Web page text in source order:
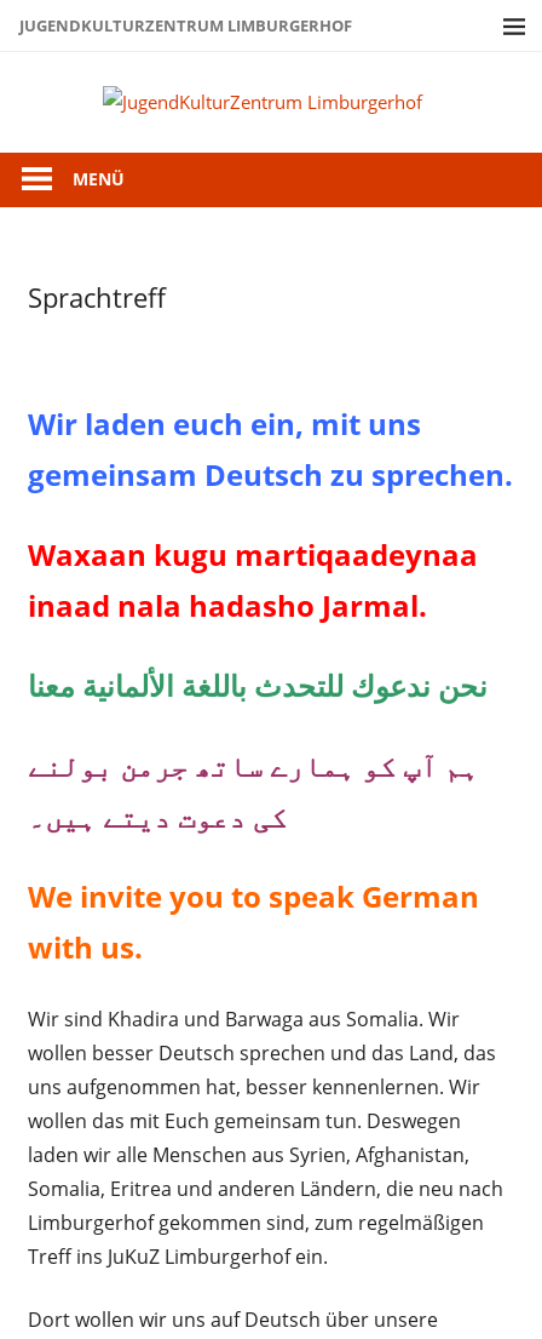
ZumJUGENDKULTURZENTRUM LIMBURGERHOF
MENÜ
Sprachtreff
Wir laden euch ein, mit uns
gemeinsam Deutsch zu sprechen.
Waxaan kugu martiqaadeynaa
inaad nala hadasho Jarmal.
نحن ندعوك للتحدث باللغة الألمانية معنا
ہم آپ کو ہمارے ساتھ جرمن بولنے
کی دعوت دیتے ہیں۔
We invite you to speak German
with us.
Wir sind Khadira und Barwaga aus Somalia. Wir
wollen besser Deutsch sprechen und das Land, das
uns aufgenommen hat, besser kennenlernen. Wir
wollen das mit Euch gemeinsam tun. Deswegen
laden wir alle Menschen aus Syrien, Afghanistan,
Somalia, Eritrea und anderen Ländern, die neu nach
Limburgerhof gekommen sind, zum regelmäßigen
Treff ins JuKuZ Limburgerhof ein.
Dort wollen wir uns auf Deutsch über unsere